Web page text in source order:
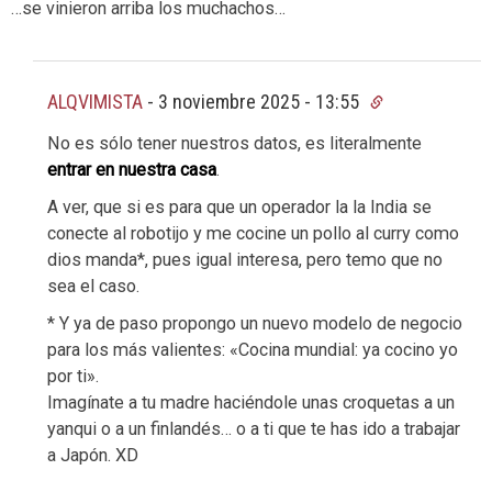
…se vinieron arriba los muchachos…
ALQVIMISTA - 3 noviembre 2025 - 13:55
No es sólo tener nuestros datos, es literalmente
entrar en nuestra casa.
A ver, que si es para que un operador la la India se
conecte al robotijo y me cocine un pollo al curry como
dios manda*, pues igual interesa, pero temo que no
sea el caso.
* Y ya de paso propongo un nuevo modelo de negocio
para los más valientes: «Cocina mundial: ya cocino yo
por ti».
Imagínate a tu madre haciéndole unas croquetas a un
yanqui o a un finlandés… o a ti que te has ido a trabajar
a Japón. XD